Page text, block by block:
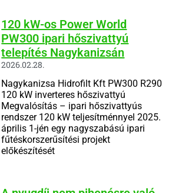
120 kW-os Power World
PW300 ipari hőszivattyú
telepítés Nagykanizsán
2026.02.28.
Nagykanizsa Hidrofilt Kft PW300 R290
120 kW inverteres hőszivattyú
Megvalósítás – ipari hőszivattyús
rendszer 120 kW teljesítménnyel 2025.
április 1-jén egy nagyszabású ipari
fűtéskorszerűsítési projekt
előkészítését